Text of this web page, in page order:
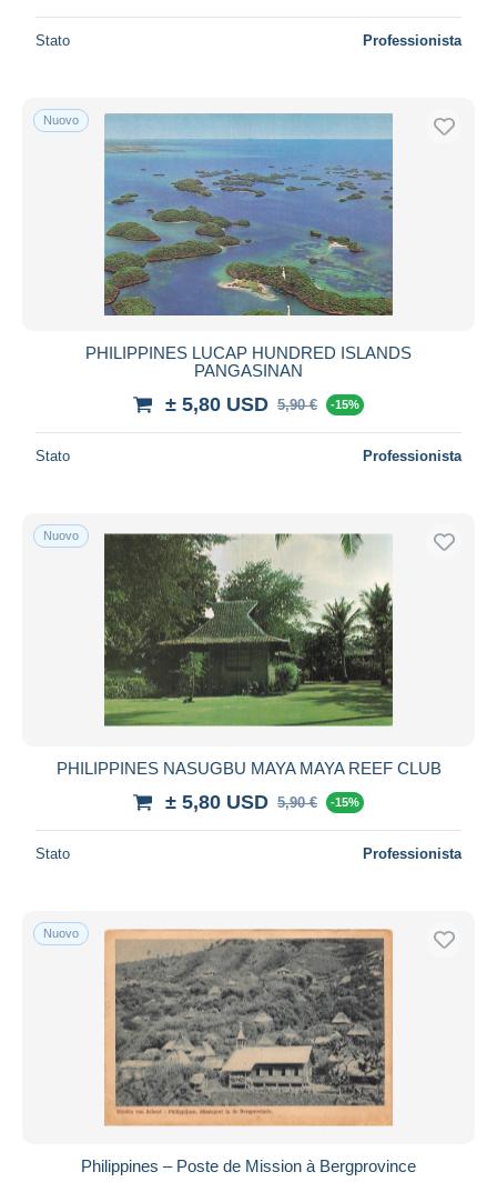
Stato Professionista
Nuovo
PHILIPPINES LUCAP HUNDRED ISLANDS
PANGASINAN
± 5,80 USD 5,90 € -15%
Stato Professionista
Nuovo
PHILIPPINES NASUGBU MAYA MAYA REEF CLUB
± 5,80 USD 5,90 € -15%
Stato Professionista
Nuovo
Philippines – Poste de Mission à Bergprovince